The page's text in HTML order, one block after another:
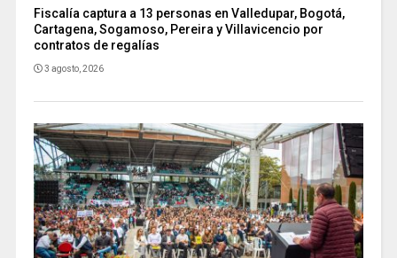
Fiscalía captura a 13 personas en Valledupar, Bogotá,
Cartagena, Sogamoso, Pereira y Villavicencio por
contratos de regalías
3 agosto, 2026